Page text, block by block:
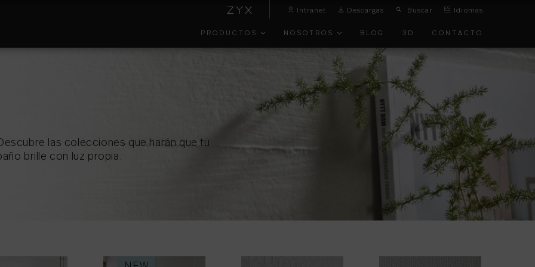
Intranet Descargas Buscar ES Idiomas
PRODUCTOS NOSOTROS
VANGUARDIA
BLOG 3D CONTACTO
las colecciones que harán que tu
brille con luz propia.